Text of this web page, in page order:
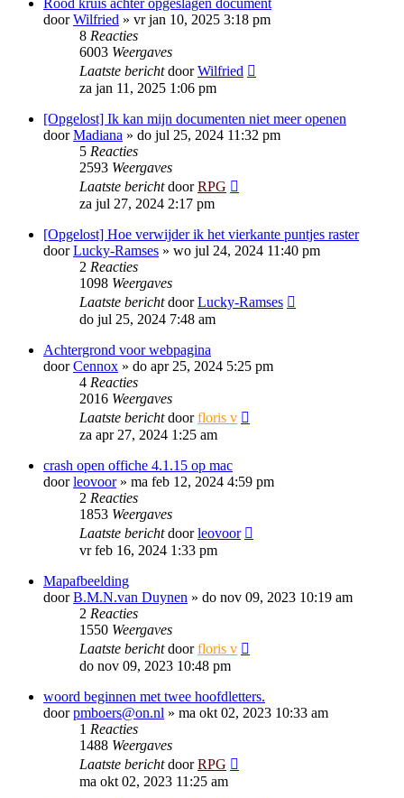
Rood kruis achter opgeslagen document
doorWilfried » vr jan 10, 2025 3:18 pm
8 Reacties
6003 Weergaves
Laatste berichtdoorWilfried
za jan 11, 2025 1:06 pm
[Opgelost] Ik kan mijn documenten niet meer openen
doorMadiana » do jul 25, 2024 11:32 pm
5 Reacties
2593 Weergaves
Laatste berichtdoorRPG
za jul 27, 2024 2:17 pm
[Opgelost] Hoe verwijder ik het vierkante puntjes raster
doorLucky-Ramses » wo jul 24, 2024 11:40 pm
2 Reacties
1098 Weergaves
Laatste berichtdoorLucky-Ramses
do jul 25, 2024 7:48 am
Achtergrond voor webpagina
doorCennox » do apr 25, 2024 5:25 pm
4 Reacties
2016 Weergaves
Laatste berichtdoorfloris v
za apr 27, 2024 1:25 am
crash open offiche 4.1.15 op mac
doorleovoor» ma feb 12, 2024 4:59 pm
2 Reacties
1853 Weergaves
Laatste berichtdoorleovoor
vr feb 16, 2024 1:33 pm
Mapafbeelding
doorB.M.N.van Duynen » do nov 09, 2023 10:19 am
2 Reacties
1550 Weergaves
Laatste berichtdoorfloris v
do nov 09, 2023 10:48 pm
woord beginnen met twee hoofdletters.
doorpmboers@on.nl » ma okt 02, 2023 10:33 am
1 Reacties
1488 Weergaves
Laatste berichtdoorRPG
ma okt 02, 2023 11:25 am